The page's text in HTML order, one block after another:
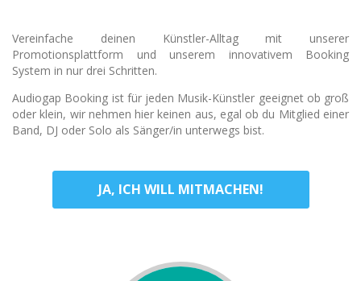
Vereinfache deinen Künstler-Alltag mit unserer
Promotionsplattform und unserem innovativem Booking
System in nur drei Schritten.
Audiogap Booking ist für jeden Musik-Künstler geeignet ob groß
oder klein, wir nehmen hier keinen aus, egal ob du Mitglied einer
Band, DJ oder Solo als Sänger/in unterwegs bist.
JA, ICH WILL MITMACHEN!